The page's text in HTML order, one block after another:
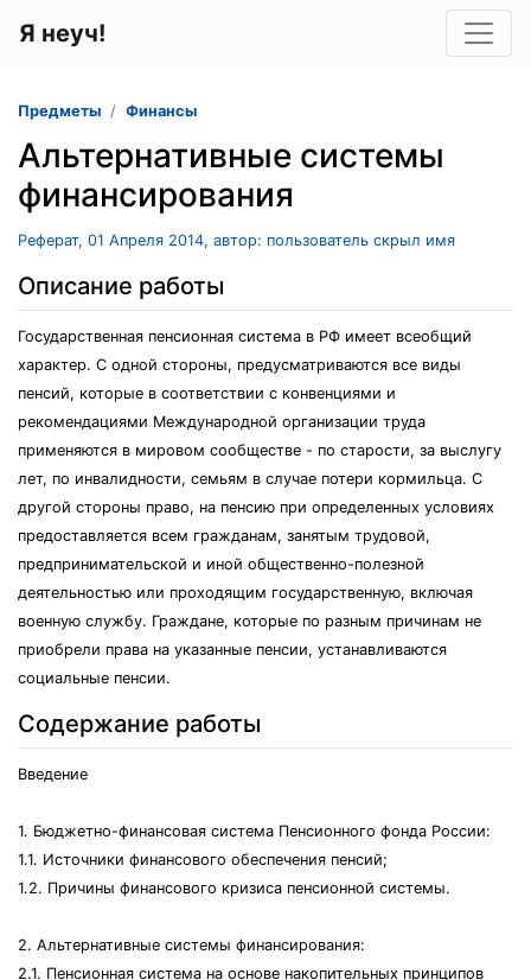
Я неуч!
Предметы Финансы
Альтернативные системы
финансирования
Реферат, 01 Апреля 2014, автор: пользователь скрыл имя
Описание работы
Государственная пенсионная система в РФ имеет всеобщий
характер. С одной стороны, предусматриваются все виды
пенсий, которые в соответствии с конвенциями и
рекомендациями Международной организации труда
применяются в мировом сообществе - по старости, за выслугу
лет, по инвалидности, семьям в случае потери кормильца. С
другой стороны право, на пенсию при определенных условиях
предоставляется всем гражданам, занятым трудовой,
предпринимательской и иной общественно-полезной
деятельностью или проходящим государственную, включая
военную службу. Граждане, которые по разным причинам не
приобрели права на указанные пенсии, устанавливаются
социальные пенсии.
Содержание работы
Введение
1. Бюджетно-финансовая система Пенсионного фонда России:
1.1. Источники финансового обеспечения пенсий;
1.2. Причины финансового кризиса пенсионной системы.
2. Альтернативные системы финансирования:
2.1. Пенсионная система на основе накопительных принципов